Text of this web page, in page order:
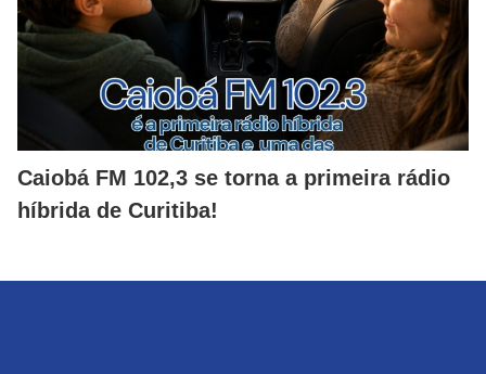
Caiobá FM 102,3 se torna a primeira rádio
híbrida de Curitiba!